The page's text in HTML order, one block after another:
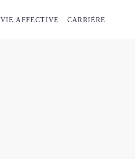
VIE AFFECTIVE CARRIÈRE